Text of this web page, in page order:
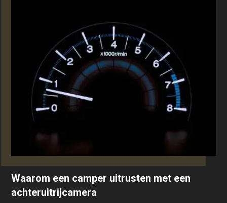
Waarom een camper uitrusten met een
achteruitrijcamera